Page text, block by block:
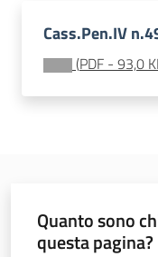
Coordinamento
prevenzione
vigilanza
sicurezza
Cass.Pen.IV
(PDF - 93,0
Quanto sono
questa pagina?